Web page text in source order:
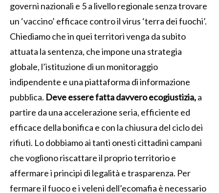
governi nazionali e 5 a livello regionale senza trovare
un ‘vaccino’ efficace contro il virus ‘terra dei fuochi’.
Chiediamo che in quei territori venga da subito
attuata la sentenza, che impone una strategia
globale, l’istituzione di un monitoraggio
indipendente e una piattaforma di informazione
pubblica. Deve essere fatta davvero ecogiustizia,a
partire da una accelerazione seria, efficiente ed
efficace della bonifica e con la chiusura del ciclo dei
rifiuti. Lo dobbiamo ai tanti onesti cittadini campani
che vogliono riscattare il proprio territorio e
affermare i principi di legalità e trasparenza. Per
fermare il fuoco e i veleni dell’ecomafia è necessario